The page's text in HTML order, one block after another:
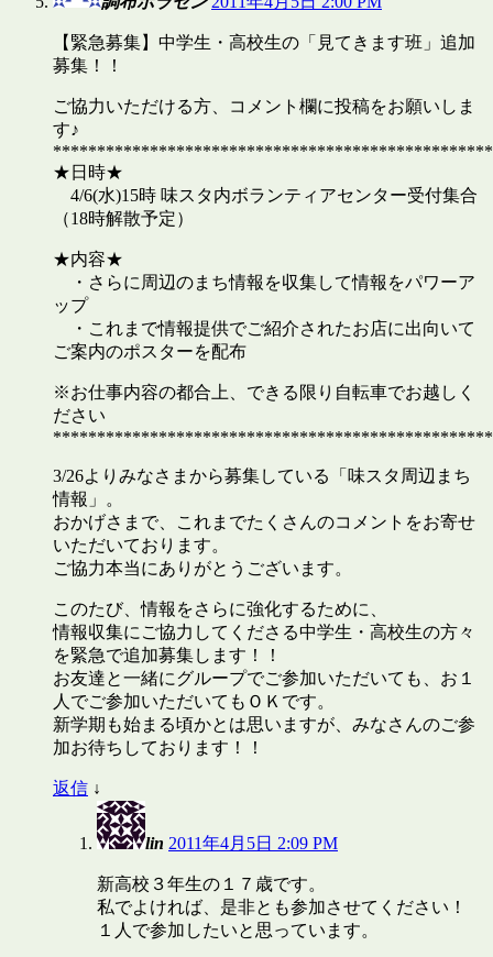
【緊急募集】中学生・高校生の「見てきます班」追加
募集！！
ご協力いただける方、コメント欄に投稿をお願いしま
す♪
★日時★
4/6(水)15時 味スタ内ボランティアセンター受付集合
（18時解散予定）
★内容★
・さらに周辺のまち情報を収集して情報をパワーア
ップ
・これまで情報提供でご紹介されたお店に出向いて
ご案内のポスターを配布
※お仕事内容の都合上、できる限り自転車でお越しく
ださい
3/26よりみなさまから募集している「味スタ周辺まち
情報」。
おかげさまで、これまでたくさんのコメントをお寄せ
いただいております。
ご協力本当にありがとうございます。
このたび、情報をさらに強化するために、
情報収集にご協力してくださる中学生・高校生の方々
を緊急で追加募集します！！
お友達と一緒にグループでご参加いただいても、お１
人でご参加いただいてもＯＫです。
新学期も始まる頃かとは思いますが、みなさんのご参
加お待ちしております！！
返信 ↓
lin 2011年4月5日 2:09 PM
新高校３年生の１７歳です。
私でよければ、是非とも参加させてください！
１人で参加したいと思っています。